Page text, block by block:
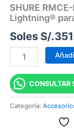
SHURE
Lightning®
Soles S/.
CONSULTAR
Categoría: